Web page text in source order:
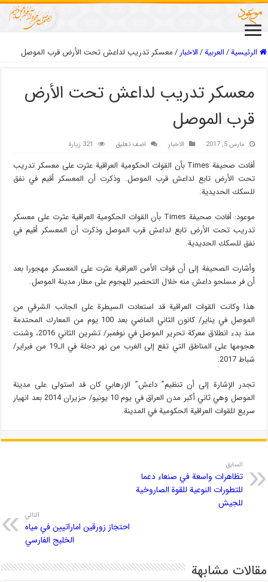
الرئيسية/العربیة/الاخبار/معسكر تدريب لداعش تحت الأرض قرب الموصل
معسكر تدريب لداعش تحت الأرض
قرب الموصل
مارس 5, 2017 الاخبار اضف تعليق 321 زيارة
أفادت صحيفة Times بأن القوات الحكومية العراقية عثرت على معسكر تدريب
تحت الأرض تابع لداعش قرب الموصل. وذكرت أن المعسكر أقيم في نفق
للسكك الحديدية.
موعود: أفادت صحيفة Times بأن القوات الحكومية العراقية عثرت على معسكر
تدريب تحت الأرض تابع لداعش قرب الموصل وذكرت أن المعسكر أقيم في
نفق للسكك الحديدية.
وأشارت الصحيفة إلى أن قوات الأمن العراقية عثرت على المعسكر مهجورا بعد
أن فر مسلحو داعش منه خلال التحضير للهجوم على مطار مدينة الموصل.
هذا وكانت القوات العراقية قد استعادت السيطرة على الجانب الشرقي من
الموصل في يناير/ كانون الثاني الماضي بعد 100 يوم من المعارك المحتدمة
منذ بدء انطلاق معركة تحرير الموصل في نوفمبر/ تشرين الثاني 2016، وشنت
هجومها على المناطق التي تقع إلى الغرب من نهر دجلة في الـ19 من فبراير/
شباط 2017.
تجدر الإشارة إلى أن تنظيم” داعش” الإرهابي كان قد استولى على مدينة
الموصل وهي ثاني أكبر مدن العراق في يوم 10 يونيو/ حزيران 2014 بعد انهيار
سريع للقوات العراقية الحكومية في المدينة.
السابق
تظاهرات واسعة في صنعاء دعما
للتطورات النوعية للقوة الصاروخية
للجيش
التالي
احتجاز زورقين اماراتيين في مياه
الخليج الفارسي
مقالات مشابهة